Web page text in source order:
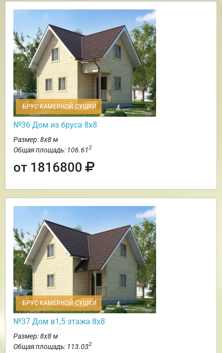
БРУС КАМЕРНОЙ СУШКИ
№36 Дом из бруса 8х8
Размер: 8х8 м
Общая площадь: 106.612
от 1816800
БРУС КАМЕРНОЙ СУШКИ
№37 Дом в1,5 этажа 8х8
Размер: 8х8 м
Общая площадь: 113.032